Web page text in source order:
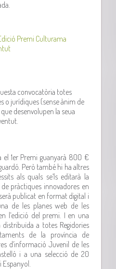
Premi Culturama
convocatòria totes
o jurídiques (sense ànim de
desenvolupen la seua
el 1er Premi guanyarà 800 €
Però també hi ha altres
als quals se’ls editarà la
pràctiques innovadores en
publicat en format digital i
de les planes web de les
l’edició del premi. I en una
a totes Regidories
de la província de
d’informació Juvenil de les
i a una selecció de 20